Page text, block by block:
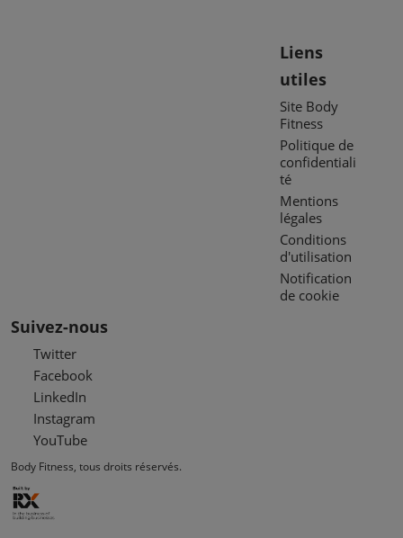
Liens
utiles
Site Body
Fitness
Politique de
confidentiali
té
Mentions
légales
Conditions
d'utilisation
Notification
de cookie
Suivez-nous
Twitter
Facebook
LinkedIn
Instagram
YouTube
Body Fitness, tous droits réservés.